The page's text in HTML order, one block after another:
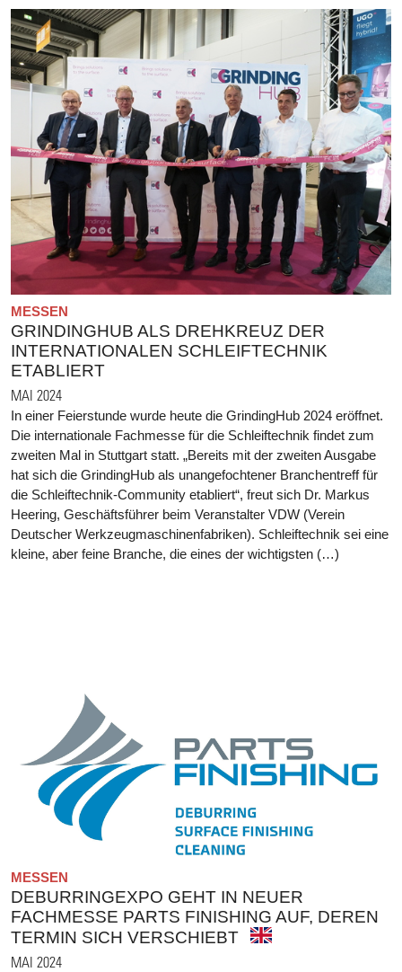
MESSEN
GRINDINGHUB ALS DREHKREUZ DER
INTERNATIONALEN SCHLEIFTECHNIK
ETABLIERT
MAI 2024
In einer Feierstunde wurde heute die GrindingHub 2024 eröffnet.
Die internationale Fachmesse für die Schleiftechnik findet zum
zweiten Mal in Stuttgart statt. „Bereits mit der zweiten Ausgabe
hat sich die GrindingHub als unangefochtener Branchentreff für
die Schleiftechnik-Community etabliert“, freut sich Dr. Markus
Heering, Geschäftsführer beim Veranstalter VDW (Verein
Deutscher Werkzeugmaschinenfabriken). Schleiftechnik sei eine
kleine, aber feine Branche, die eines der wichtigsten (…)
MESSEN
DEBURRINGEXPO GEHT IN NEUER
FACHMESSE PARTS FINISHING AUF, DEREN
TERMIN SICH VERSCHIEBT
MAI 2024